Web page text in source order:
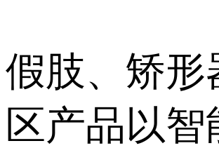
假肢、矫形
区产品以智